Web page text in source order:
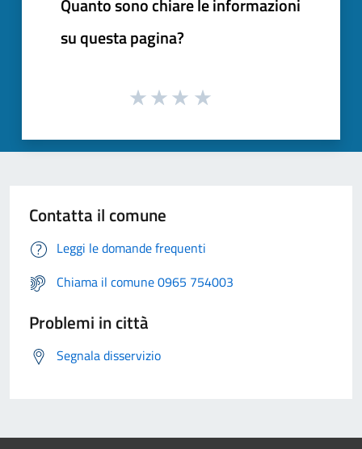
su questa pagina?
Contatta il comune
Leggi le domande frequenti
Chiama il comune 0965 754003
Problemi in città
Segnala disservizio